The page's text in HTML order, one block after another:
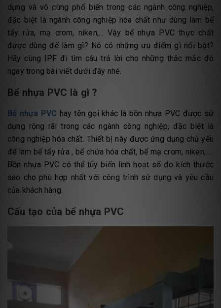
dụng và vô cùng phổ biến trong các ngành công nghiệp,
đặc biệt là ngành công nghiệp hóa chất như dùng làm bể
tẩy rửa, mạ crom, niken,... Vậy bể nhựa PVC thực chất
được dùng để làm gì? Nó có những ưu điểm gì nổi bật?
Hãy cùng IPF đi tìm câu trả lời cho những thắc mắc đó
ngay trong bài viết dưới đây nhé.
Bể nhựa PVC là gì ?
Bể nhựa PVC hay tên gọi khác là bồn nhựa PVC được sử
dụng rộng rãi trong các ngành công nghiệp, đặc biệt là
công nghiệp hóa chất. Thiết bị này được ứng dụng chủ yếu
để làm bể tẩy rửa , bể chứa hóa chất, bể mạ crom, niken,.....
Bồn nhựa PVC có thể tùy biến linh hoạt số đo kích thước
sao cho phù hợp nhất với công trình sử dụng và yêu cầu
của khách hàng.
Cấu tạo của bể nhựa PVC